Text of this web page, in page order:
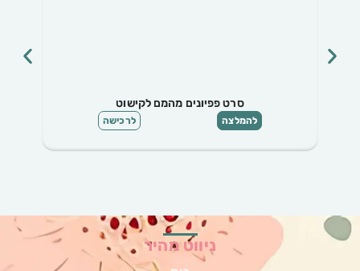
סרט פפיונים מהמם לקישוט
להמלצה לרכישה
ניווט מהיר